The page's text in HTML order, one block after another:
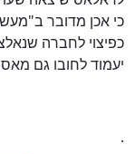
כפיצוי לחברה
יעמוד לחובו גם
.